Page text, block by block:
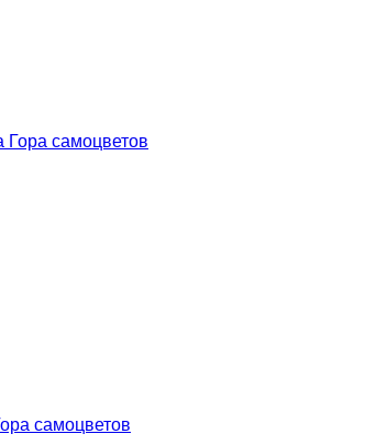
самоцветов
самоцветов